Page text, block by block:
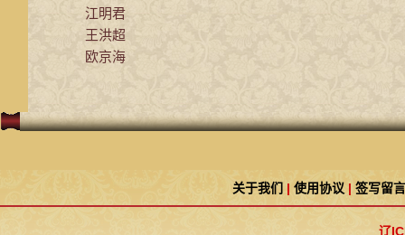
江明君
王洪超
欧京海
关于我们 | 使用协议 | 签写留言
辽